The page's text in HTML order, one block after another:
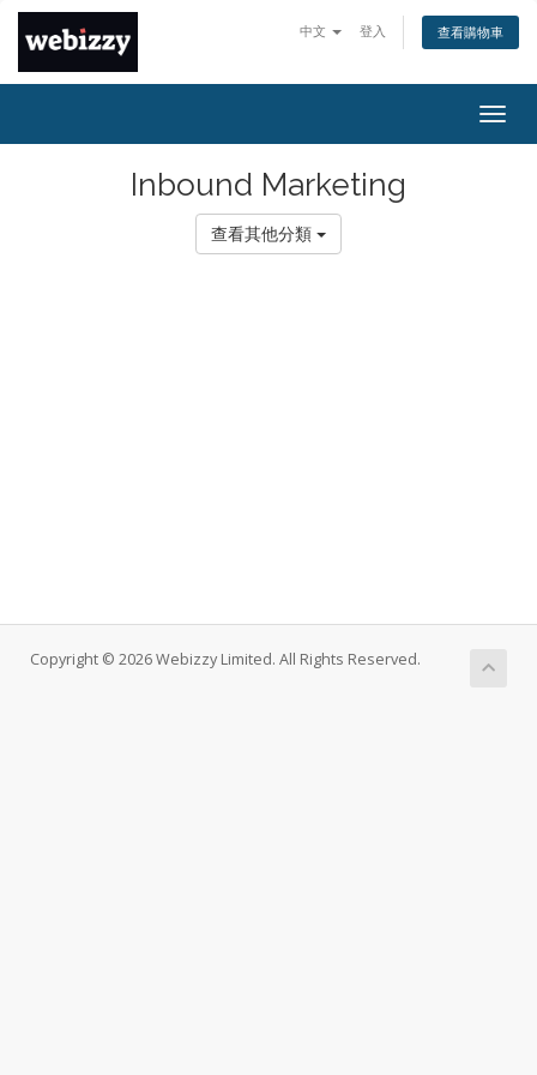
中文 登入 查看購物車
Inbound Marketing
查看其他分類
Copyright © 2026 Webizzy Limited. All Rights Reserved.